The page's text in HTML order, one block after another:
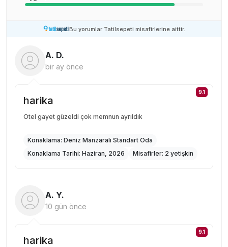
Bu yorumlar Tatilsepeti misafirlerine aittir.
A. D.
bir ay önce
9.1
harika
Otel gayet güzeldi çok memnun ayrıldık
Konaklama: Deniz Manzaralı Standart Oda
Konaklama Tarihi: Haziran, 2026 Misafirler: 2 yetişkin
A. Y.
10 gün önce
9.1
harika